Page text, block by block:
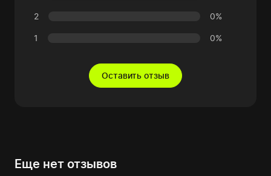
2 0%
1 0%
Оставить отзыв
Еще нет отзывов